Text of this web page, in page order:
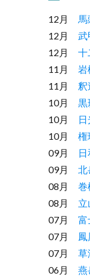
12月 馬
12月 武
12月 十
11月 岩
11月 釈
10月 黒
10月
10月 権
09月
09月
08月
08月
07月
07月
07月
06月 燕